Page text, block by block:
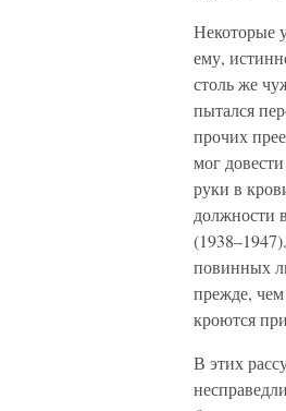
Некоторые
ему,
столь же
пытался
прочих
мог
руки в
должности
повинных
прежде,
кроются
В этих